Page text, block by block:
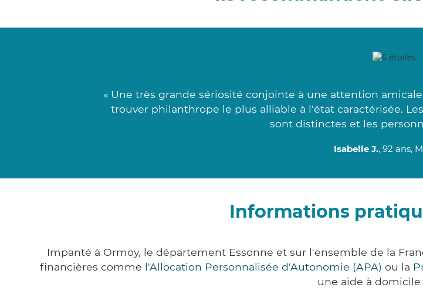
« Une très grande sériosité conjointe à une attention
trouver philanthrope le plus alliable à l'état caractérisée.
sont distinctes et les
Isabelle J., 92 ans,
Informations
Impanté à Ormoy, le département Essonne et sur l'ensemble de la
financières comme l'Allocation Personnalisée d'Autonomie (APA) ou la
une aide à